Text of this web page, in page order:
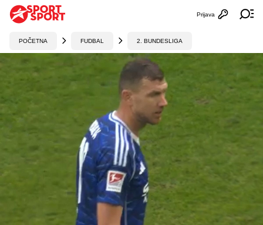
Otvori
Prijava
POČETNA FUDBAL 2. BUNDESLIGA